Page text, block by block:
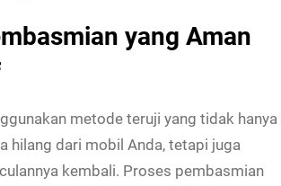
yang Aman
metode teruji yang tidak hanya
hilang dari mobil Anda, tetapi juga
kembali. Proses pembasmian